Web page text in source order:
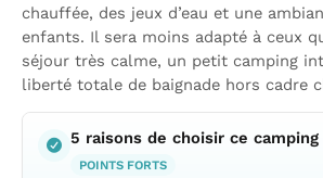
chauffée, des jeux d’eau et une
enfants. Il sera moins adapté à ceux
séjour très calme, un petit camping
liberté totale de baignade hors cadre
5 raisons de choisir ce camping
POINTS FORTS